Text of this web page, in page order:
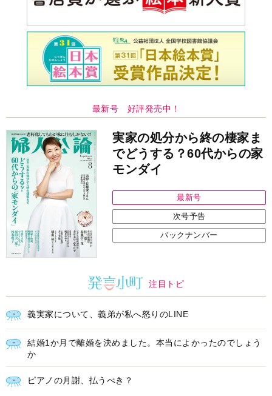
最新号 好評発売中！
実家の処分から終の棲家ま
モンダイ
バックナンバー
義実家について、義弟が私へ怒りのLINE
結婚1か月で離婚を決めました。本当によかったのでしょう
ピアノの月謝、払うべき？
中央公論新社の本